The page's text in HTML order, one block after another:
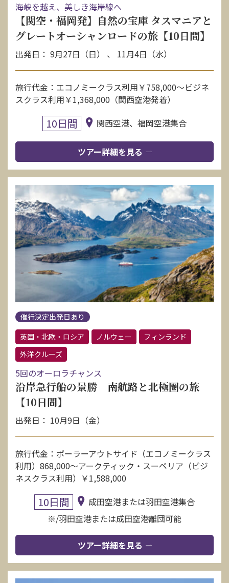
海峡を越え、美しき海岸線へ
【関空・福岡発】自然の宝庫 タスマニアと
グレートオーシャンロードの旅【10日間】
出発日： 9月27日（日） 、 11月4日（水）
旅行代金：エコノミークラス利用￥758,000〜ビジネ
スクラス利用￥1,368,000（関西空港発着）
10日間 関西空港、福岡空港集合
ツアー詳細を見る
催行決定出発日あり
英国・北欧・ロシア
ノルウェー
フィンランド
外洋クルーズ
5回のオーロラチャンス
沿岸急行船の景勝 南航路と北極圏の旅
【10日間】
出発日： 10月9日（金）
旅行代金：ポーラーアウトサイド（エコノミークラス
利用）868,000〜アークティック・スーペリア（ビジ
ネスクラス利用）￥1,588,000
10日間
成田空港または羽田空港集合
※/羽田空港または成田空港離団可能
ツアー詳細を見る